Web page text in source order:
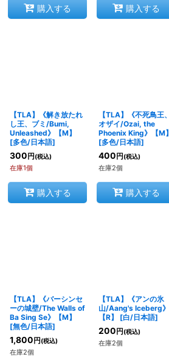
購入する 購入する
【TLA】《解き放たれ
し王、ブミ/Bumi,
Unleashed》【M】
[多色/日本語]
300 円 (税込)
在庫1個
購入する
【TLA】《不死鳥王、
オザイ/Ozai, the
Phoenix King》【M】
[多色/日本語]
400 円 (税込)
在庫2個
購入する
【TLA】《バーシンセ
ーの城壁/The Walls of
Ba Sing Se》【M】
[無色/日本語]
1,800 円 (税込)
在庫2個
【TLA】《アンの氷
山/Aang's Iceberg》
【R】
[白/日本語]
200 円 (税込)
在庫2個